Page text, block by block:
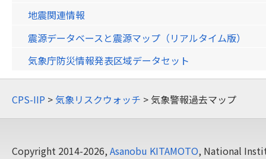
地震関連情報
震源データベースと震源マップ（リアルタイム版）
気象庁防災情報発表区域データセット
CPS-IIP >気象リスクウォッチ > 気象警報過去マップ
Copyright 2014-2026, Asanobu KITAMOTO, National